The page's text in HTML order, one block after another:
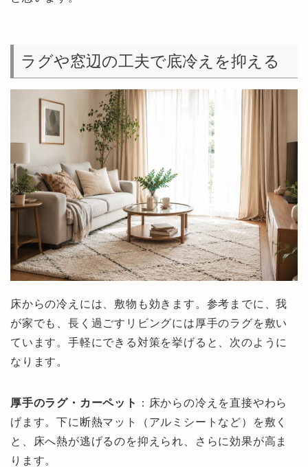
ラグや窓辺の工夫で底冷えを抑える
床からの冷えには、敷物も効きます。参考までに、我
が家でも、長く過ごすリビングには厚手のラグを敷い
ています。手軽にできる対策を挙げると、次のように
なります。
厚手のラグ・カーペット
：床からの冷えを直接やわら
げます。下に断熱マット（アルミシートなど）を敷く
と、床へ熱が逃げるのを抑えられ、さらに効果が高ま
ります。